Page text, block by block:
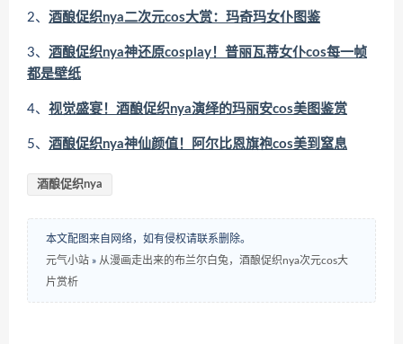
2、 酒酿促织nya二次元cos大赏：玛奇玛女仆图鉴
3、 酒酿促织nya神还原cosplay！普丽瓦蒂女仆cos每一帧
都是壁纸
4、 视觉盛宴！酒酿促织nya演绎的玛丽安cos美图鉴赏
5、 酒酿促织nya神仙颜值！阿尔比恩旗袍cos美到窒息
酒酿促织nya
本文配图来自网络，如有侵权请联系删除。
元气小站 » 从漫画走出来的布兰尔白兔，酒酿促织nya次元cos大
片赏析